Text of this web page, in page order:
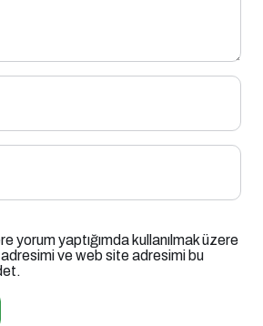
yorum yaptığımda kullanılmak üzere
adresimi ve web site adresimi bu